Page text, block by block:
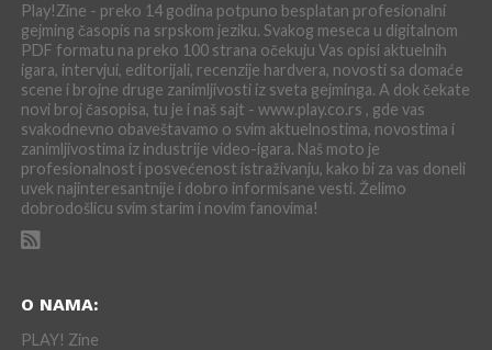
Play!Zine - preko 14 godina potpuno besplatan profesionalni
gejming časopis na srpskom jeziku. Svakog meseca u digitalnom
PDF formatu na preko 100 strana očekuju Vas opisi aktuelnih
igara, intervjui, editorijali, recenzije hardvera, novosti sa domaće
scene i brojne druge zanimljivosti iz sveta gejminga. A dok čekate
novi broj časopisa, tu je i naš sajt - www.play.co.rs , gde vas
svakodnevno obaveštavamo o svim aktuelnostima, novostima i
zanimljivostima iz industrije video-igara. Naš moto je
profesionalnost i posvećenost istraživanju, kako bi za vas doneli
uvek najinteresantnije i dobro informisane vesti. Želimo
dobrodošlicu svim starim i novim fanovima!
O NAMA:
PLAY! Zine